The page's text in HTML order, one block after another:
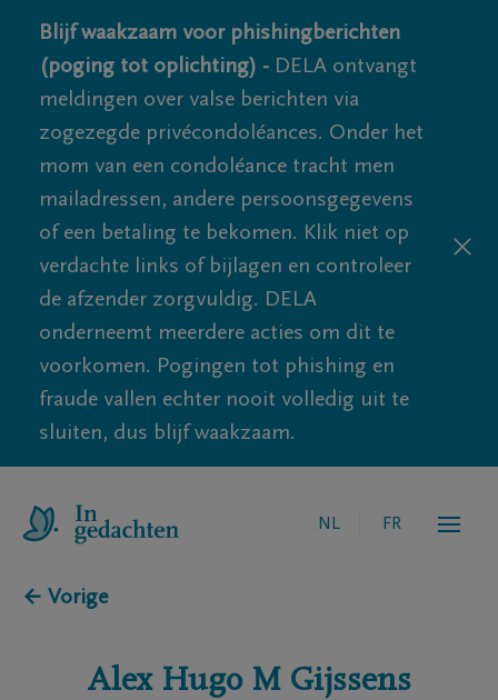
Blijf waakzaam voor phishingberichten
(poging tot oplichting) - DELA ontvangt
meldingen over valse berichten via
zogezegde privécondoléances. Onder het
mom van een condoléance tracht men
mailadressen, andere persoonsgegevens
of een betaling te bekomen. Klik niet op
verdachte links of bijlagen en controleer
de afzender zorgvuldig. DELA
onderneemt meerdere acties om dit te
voorkomen. Pogingen tot phishing en
fraude vallen echter nooit volledig uit te
sluiten, dus blijf waakzaam.
NL FR
← Vorige
Alex Hugo M Gijssens